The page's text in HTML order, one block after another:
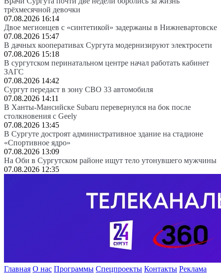
трёхмесячной девочки
07.08.2026 16:14
Двое мегионцев с «синтетикой» задержаны в Нижневартовске
07.08.2026 15:47
В дачных кооперативах Сургута модернизируют электросети
07.08.2026 15:18
В сургутском перинатальном центре начал работать кабинет
ЗАГС
07.08.2026 14:42
Сургут передаст в зону СВО 33 автомобиля
07.08.2026 14:11
В Ханты-Мансийске Subaru перевернулся на бок после
столкновения с Geely
07.08.2026 13:45
В Сургуте достроят административное здание на стадионе
«Спортивное ядро»
07.08.2026 13:09
На Оби в Сургутском районе ищут тело утонувшего мужчины
07.08.2026 12:35
Главная О нас Программы Спецпроекты Контакты Реклама